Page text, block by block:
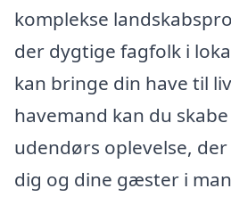
komplekse
der dygtige fagfolk i
kan bringe din have til
havemand kan du
udendørs oplevelse,
dig og dine gæster i